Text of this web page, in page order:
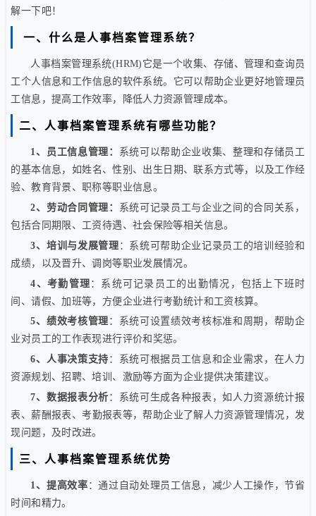
解一下吧！
一、什么是人事档案管理系统？
人事档案管理系统(HRM)它是一个收集、存储、管理和查询员
工个人信息和工作信息的软件系统。它可以帮助企业更好地管理员
工信息，提高工作效率，降低人力资源管理成本。
二、人事档案管理系统有哪些功能？
1、员工信息管理： 系统可以帮助企业收集、整理和存储员工
的基本信息，如姓名、性别、出生日期、联系方式等，以及工作经
验、教育背景、职称等职业信息。
2、劳动合同管理： 系统可记录员工与企业之间的合同关系，
包括合同期限、工资待遇、社会保险等相关信息。
3、培训与发展管理 ：系统可帮助企业记录员工的培训经验和
成绩，以及晋升、调岗等职业发展情况。
4、考勤管理 ：系统可记录员工的出勤情况，包括上下班时
间、请假、加班等，方便企业进行考勤统计和工资核算。
5、绩效考核管理 ：系统可设置绩效考核标准和周期，帮助企
业对员工的工作表现进行评价和奖惩。
6、人事决策支持 ：系统可根据员工信息和企业需求，在人力
资源规划、招聘、培训、激励等方面为企业提供决策建议。
7、数据报表分析 ：系统可生成各种报表，如人力资源统计报
表、薪酬报表、考勤报表等，帮助企业了解人力资源管理情况，发
现问题，及时改进。
三、人事档案管理系统优势
1、提高效率 ：通过自动处理员工信息，减少人工操作，节省
时间和精力。